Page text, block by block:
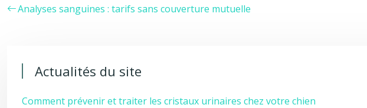
Analyses sanguines : tarifs sans couverture mutuelle
Actualités du site
Comment prévenir et traiter les cristaux urinaires chez votre chien